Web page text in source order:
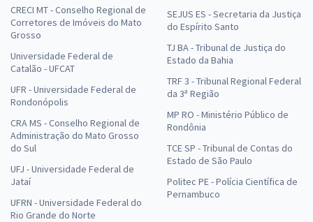
CRECI MT - Conselho Regional de
Corretores de Imóveis do Mato
Grosso
Universidade Federal de
Catalão - UFCAT
UFR - Universidade Federal de
Rondonópolis
CRA MS - Conselho Regional de
Administração do Mato Grosso
do Sul
UFJ - Universidade Federal de
Jataí
UFRN - Universidade Federal do
Rio Grande do Norte
SEJUS ES - Secretaria da Justiça
do Espírito Santo
TJ BA - Tribunal de Justiça do
Estado da Bahia
TRF 3 - Tribunal Regional Federal
da 3ª Região
MP RO - Ministério Público de
Rondônia
TCE SP - Tribunal de Contas do
Estado de São Paulo
Politec PE - Polícia Científica de
Pernambuco